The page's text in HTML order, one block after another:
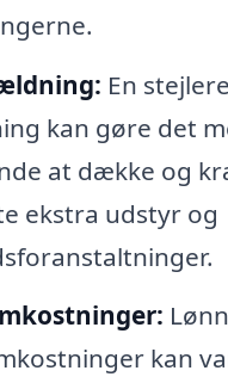
En stejlere
kan gøre det
at dække og
ekstra udstyr og
kan